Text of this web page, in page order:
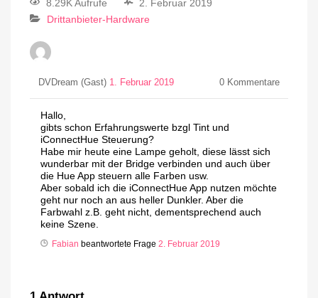
8.29K Aufrufe
2. Februar 2019
Drittanbieter-Hardware
DVDream (Gast) 1. Februar 2019 0 Kommentare
Hallo,
gibts schon Erfahrungswerte bzgl Tint und
iConnectHue Steuerung?
Habe mir heute eine Lampe geholt, diese lässt sich
wunderbar mit der Bridge verbinden und auch über
die Hue App steuern alle Farben usw.
Aber sobald ich die iConnectHue App nutzen möchte
geht nur noch an aus heller Dunkler. Aber die
Farbwahl z.B. geht nicht, dementsprechend auch
keine Szene.
Fabian beantwortete Frage 2. Februar 2019